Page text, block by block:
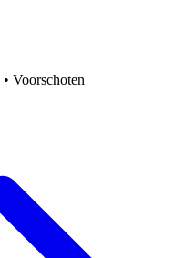
• Voorschoten